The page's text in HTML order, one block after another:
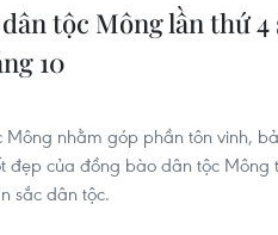
tộc Mông lần thứ
10
nhằm góp phần tôn vinh,
đẹp của đồng bào dân tộc Mông
sắc dân tộc.